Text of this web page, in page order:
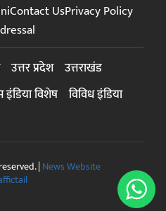
Contact UsPrivacy Policy
उत्तर प्रदेश उत्तराखंड
विशेष विविध इंडिया
| News Website